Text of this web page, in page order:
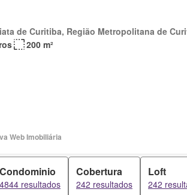
de Curitiba, Região Metropolitana de
200 m²
Web Imobiliária
Condominio
4844 resultados
Cobertura
242 resultados
Loft
242